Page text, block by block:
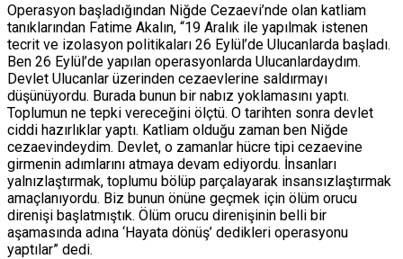
Operasyon başladığından Niğde Cezaevi’nde olan katliam
tanıklarından Fatime Akalın, “19 Aralık ile yapılmak istenen
tecrit ve izolasyon politikaları 26 Eylül’de Ulucanlarda başladı.
Ben 26 Eylül’de yapılan operasyonlarda Ulucanlardaydım.
Devlet Ulucanlar üzerinden cezaevlerine saldırmayı
düşünüyordu. Burada bunun bir nabız yoklamasını yaptı.
Toplumun ne tepki vereceğini ölçtü. O tarihten sonra devlet
ciddi hazırlıklar yaptı. Katliam olduğu zaman ben Niğde
cezaevindeydim. Devlet, o zamanlar hücre tipi cezaevine
girmenin adımlarını atmaya devam ediyordu. İnsanları
yalnızlaştırmak, toplumu bölüp parçalayarak insansızlaştırmak
amaçlanıyordu. Biz bunun önüne geçmek için ölüm orucu
direnişi başlatmıştık. Ölüm orucu direnişinin belli bir
aşamasında adına ‘Hayata dönüş’ dedikleri operasyonu
yaptılar” dedi.